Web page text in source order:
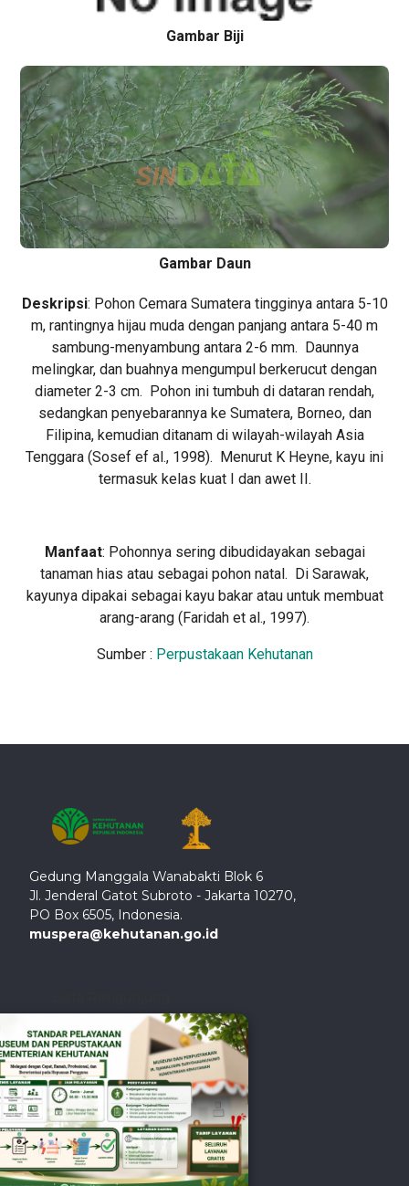
Gambar Biji
Gambar Daun
Deskripsi: Pohon Cemara Sumatera tingginya antara 5-10
m, rantingnya hijau muda dengan panjang antara 5-40 m
sambung-menyambung antara 2-6 mm. Daunnya
melingkar, dan buahnya mengumpul berkerucut dengan
diameter 2-3 cm. Pohon ini tumbuh di dataran rendah,
sedangkan penyebarannya ke Sumatera, Borneo, dan
Filipina, kemudian ditanam di wilayah-wilayah Asia
Tenggara (Sosef ef al., 1998). Menurut K Heyne, kayu ini
termasuk kelas kuat I dan awet II.
Manfaat: Pohonnya sering dibudidayakan sebagai
tanaman hias atau sebagai pohon natal. Di Sarawak,
kayunya dipakai sebagai kayu bakar atau untuk membuat
arang-arang (Faridah et al., 1997).
Sumber : Perpustakaan Kehutanan
Gedung Manggala Wanabakti Blok 6
Jl. Jenderal Gatot Subroto - Jakarta 10270,
PO Box 6505, Indonesia.
muspera@kehutanan.go.id